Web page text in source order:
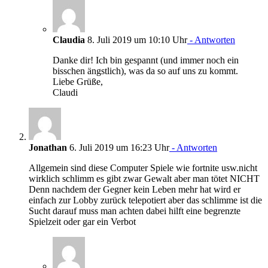
Claudia 8. Juli 2019 um 10:10 Uhr- Antworten
Danke dir! Ich bin gespannt (und immer noch ein
bisschen ängstlich), was da so auf uns zu kommt.
Liebe Grüße,
Claudi
Jonathan 6. Juli 2019 um 16:23 Uhr- Antworten
Allgemein sind diese Computer Spiele wie fortnite usw.nicht
wirklich schlimm es gibt zwar Gewalt aber man tötet NICHT
Denn nachdem der Gegner kein Leben mehr hat wird er
einfach zur Lobby zurück telepotiert aber das schlimme ist die
Sucht darauf muss man achten dabei hilft eine begrenzte
Spielzeit oder gar ein Verbot